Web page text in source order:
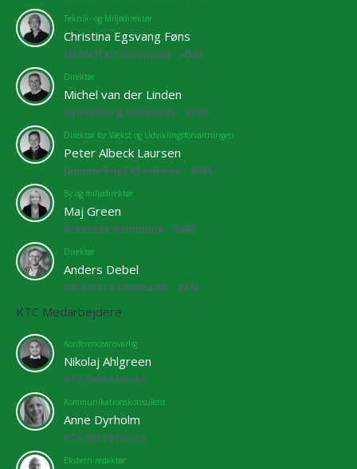
Teknik- og Miljødirektør
Christina Egsvang Føns
Middelfart Kommune - 4525
Direktør
Michel van der Linden
Kalundborg Kommune - 4108
Direktør for Vækst og Udviklingsforvaltningen
Peter Albeck Laursen
Jammerbugt Kommune - 4068
By og miljødirektør
Maj Green
Gladsaxe Kommune - 3460
Direktør
Anders Debel
Holstebro Kommune - 3872
KTC Medarbejdere
Konferenceansvarlig
Nikolaj Ahlgreen
KTC Sekretariat
Kommunikationskonsulent
Anne Dyrholm
KTC Sekretariat
Ekstern redaktør